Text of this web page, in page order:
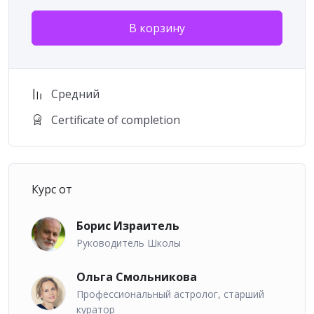
полностью самостоятельное обучение, курс по
прогностике в астрологии предполагает высокую
активность слушателей. Кроме традиционных
промежуточных тестов курсантам будут
домашние задания, проекты, эссе, творческие
задания, разработка совместных прогнозов
самих курсантов. Это делает обучение
вовлеченности в образовательный процесс.
Поддержка курсантов курса «Методы
прогнозирования в Эру Водолея»
В течение всего процесса обучения и следующего
года курсанты общаются в чатах с куратором и
В корзину
Средний
Certificate of completion
Курс от
Борис Израитель
Руководитель Школы
Ольга Смольникова
Профессиональный астролог, старший
куратор